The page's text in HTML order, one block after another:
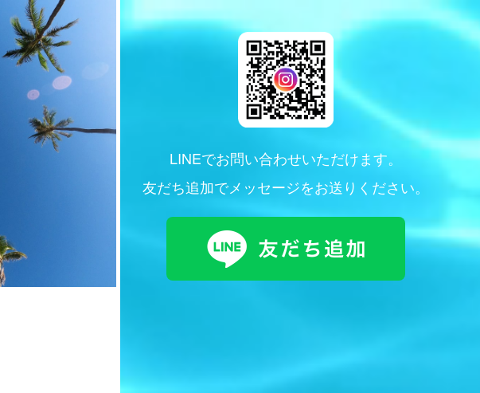
LINEでお問い合わせいただけます。
友だち追加でメッセージをお送りください。